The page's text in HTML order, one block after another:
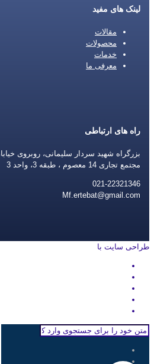
لینک های مفید
مقالات
محصولات
خدمات
معرفی ما
راه های ارتباطی
بزرگراه شهید سردار سلیمانی، روبروی
مجتمع تجاری 14 معصوم ، طبقه 3، واحد 3
021-22321346
Mf.ertebat@gmail.com
طراحی سایت با